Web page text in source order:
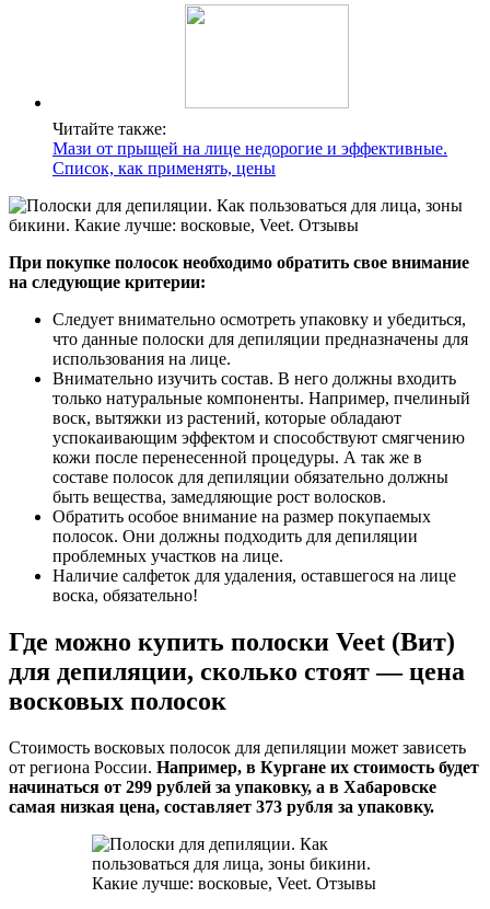
Читайте также:
Мази от прыщей на лице недорогие и эффективные.
Список, как применять, цены
При покупке полосок необходимо обратить свое внимание
на следующие критерии:
Следует внимательно осмотреть упаковку и убедиться,
что данные полоски для депиляции предназначены для
использования на лице.
Внимательно изучить состав. В него должны входить
только натуральные компоненты. Например, пчелиный
воск, вытяжки из растений, которые обладают
успокаивающим эффектом и способствуют смягчению
кожи после перенесенной процедуры. А так же в
составе полосок для депиляции обязательно должны
быть вещества, замедляющие рост волосков.
Обратить особое внимание на размер покупаемых
полосок. Они должны подходить для депиляции
проблемных участков на лице.
Наличие салфеток для удаления, оставшегося на лице
воска, обязательно!
Где можно купить полоски Veet (Вит)
для депиляции, сколько стоят — цена
восковых полосок
Стоимость восковых полосок для депиляции может зависеть
от региона России. Например, в Кургане их стоимость будет
начинаться от 299 рублей за упаковку, а в Хабаровске
самая низкая цена, составляет 373 рубля за упаковку.